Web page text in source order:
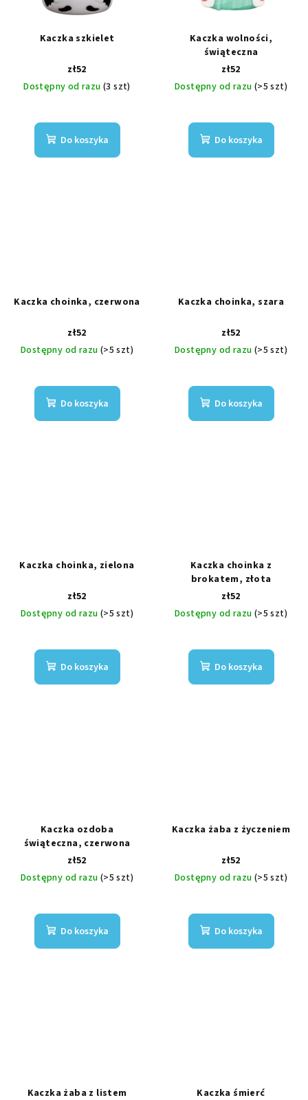
Kaczka szkielet
zł52
Dostępny od razu (3 szt)
Do koszyka
Kaczka wolności,
świąteczna
zł52
Dostępny od razu (>5 szt)
Do koszyka
Kaczka choinka, czerwona
zł52
Dostępny od razu (>5 szt)
Do koszyka
Kaczka choinka, szara
zł52
Dostępny od razu (>5 szt)
Do koszyka
Kaczka choinka, zielona
zł52
Dostępny od razu (>5 szt)
Do koszyka
Kaczka choinka z
brokatem, złota
zł52
Dostępny od razu (>5 szt)
Do koszyka
Kaczka ozdoba
świąteczna, czerwona
zł52
Dostępny od razu (>5 szt)
Do koszyka
Kaczka żaba z życzeniem
zł52
Dostępny od razu (>5 szt)
Do koszyka
Kaczka żaba z listem Kaczka śmierć